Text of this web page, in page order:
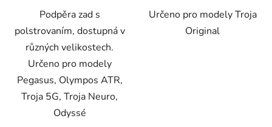
Podpěra zad s
polstrovaním, dostupná v
různých velikostech.
Určeno pro modely
Pegasus, Olympos ATR,
Troja 5G, Troja Neuro,
Odyssé
Určeno pro modely Troja
Original